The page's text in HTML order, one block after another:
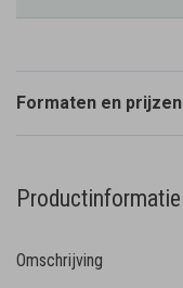
Formaten en prijzen
Productinformatie
Omschrijving